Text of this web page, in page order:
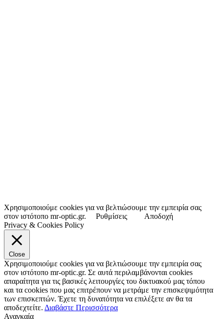
Χρησιμοποιούμε cookies για να βελτιώσουμε την εμπειρία σας
στον ιστότοπο mr-optic.gr.
Ρυθμίσεις
Αποδοχή
Privacy & Cookies Policy
Close
Χρησιμοποιούμε cookies για να βελτιώσουμε την εμπειρία σας
στον ιστότοπο mr-optic.gr. Σε αυτά περιλαμβάνονται cookies
απαραίτητα για τις βασικές λειτουργίες του δικτυακού μας τόπου
και τα cookies που μας επιτρέπουν να μετράμε την επισκεψιμότητα
των επισκεπτών. Έχετε τη δυνατότητα να επιλέξετε αν θα τα
αποδεχτείτε. Διαβάστε Περισσότερα
Αναγκαία